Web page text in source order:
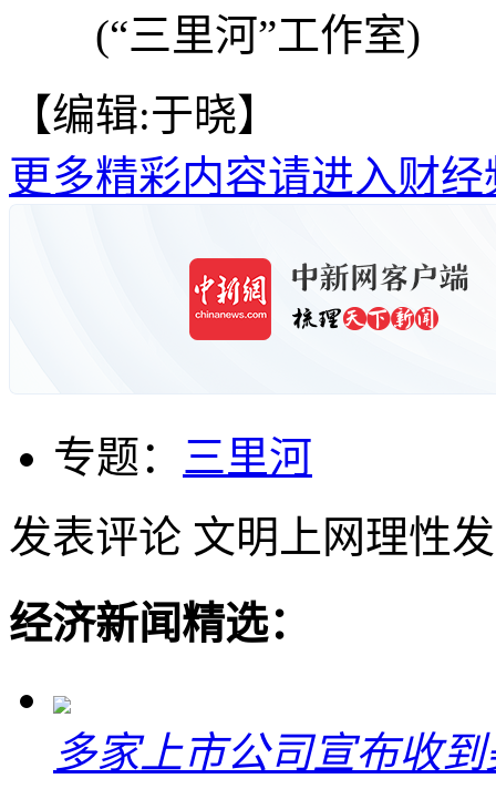
(“三里河”工作室)
【编辑:于晓】
更多精彩内容请进入财经
专题： 三里河
发表评论 文明上网理性
经济新闻精选：
多家上市公司宣布收